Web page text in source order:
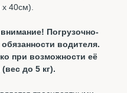
40см).
Погрузочно-
водителя.
при возможности её
до 5 кг).